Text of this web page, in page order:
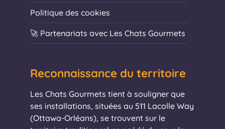
Politique des cookies
🚀 Partenariats avec Les Chats Gourmets
Reconnaissance du territoire
Les Chats Gourmets tient à souligner que
ses installations, situées au 511 Lacolle Way
(Ottawa-Orléans), se trouvent sur le